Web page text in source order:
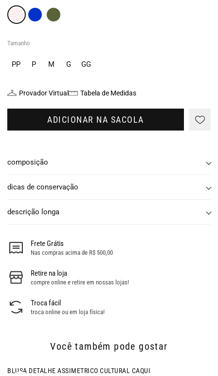
Tamanho
PP P M G GG
Provador Virtual Tabela de Medidas
ADICIONAR NA SACOLA
composição
dicas de conservação
descrição longa
Frete Grátis
Nas compras acima de R$ 500,00
Retire na loja
compre online e retire em nossas lojas!
Troca fácil
troca online ou em loja física!
Você também pode gostar
- 51% OFF
BLUSA DETALHE ASSIMETRICO CULTURAL CAQUI